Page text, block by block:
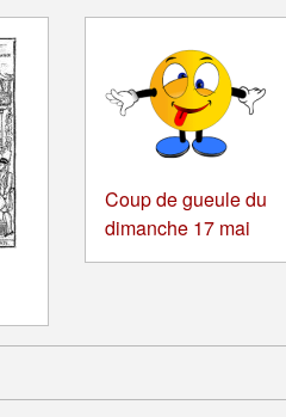
Coup de gueule du
dimanche 17 mai